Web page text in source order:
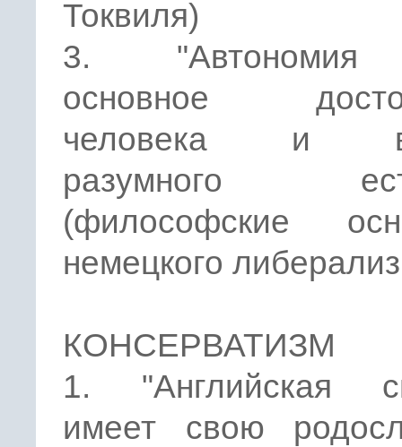
Токвиля)
3. "Автономия
основное
человека и
разумного
(философские
немецкого
КОНСЕРВАТИЗМ
1. "Английская
имеет свою